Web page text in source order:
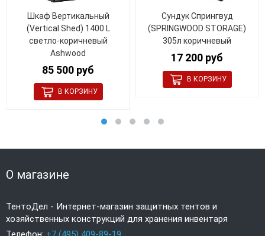
Шкаф Вертикальный
(Vertical Shed) 1400 L
светло-коричневый
Ashwood
85 500 руб
Сундук Спрингвуд
(SPRINGWOOD STORAGE)
305л коричневый
17 200 руб
О магазине
ТентоДел - Интернет-магазин защитных тентов и
хозяйственных конструкций для хранения инвентаря